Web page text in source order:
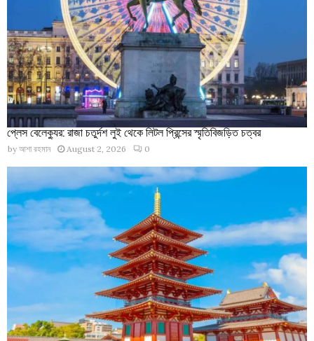
প্লেস বেলেক্যুর: রাজা চতুর্দশ লুই থেকে লিটল প্রিন্সের স্মৃতিবিজড়িত চত্বর
by আশা রহমান August 2, 2026 0